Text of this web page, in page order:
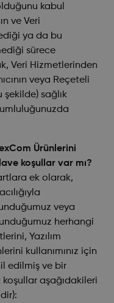
kabul
ve Veri
ya da bu
sürece
Veri Hizmetlerinden
veya Reçeteli
şekilde) sağlık
Ürünlerini
koşullar var mı?
ek olarak,
veya
herhangi
Yazılım
kullanımınız için
edilmiş ve bir
aşağıdakileri